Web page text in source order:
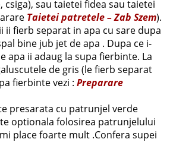
csiga), sau taietei fidea sau taietei
Taietei patretele – Zab Szem).
ii fierb separat in apa cu sare dupa
bine jub jet de apa . Dupa ce i-
apa ii adaug la supa fierbinte. La
de gris (le fierb separat
fierbinte vezi : Preparare
presarata cu patrunjel verde
optionala folosirea patrunjelului
place foarte mult .Confera supei